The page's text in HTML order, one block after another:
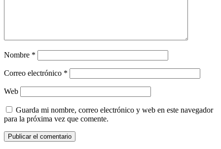
Nombre *
Correo electrónico *
Web
Guarda mi nombre, correo electrónico y web en este navegador
para la próxima vez que comente.